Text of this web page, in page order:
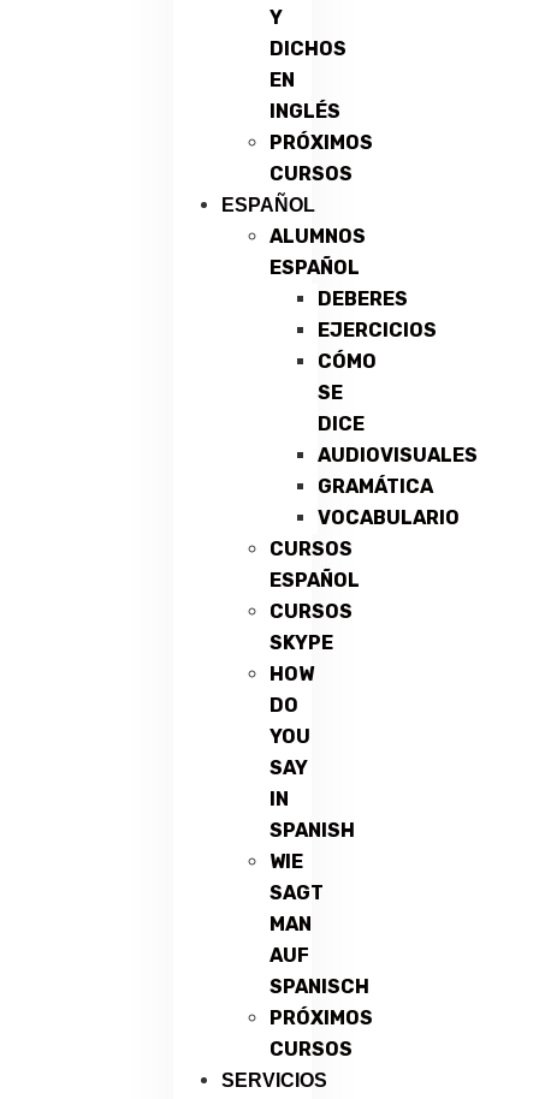
Y
DICHOS
EN
INGLÉS
PRÓXIMOS
CURSOS
ESPAÑOL
ALUMNOS
ESPAÑOL
DEBERES
EJERCICIOS
CÓMO
SE
DICE
AUDIOVISUALES
GRAMÁTICA
VOCABULARIO
CURSOS
ESPAÑOL
CURSOS
SKYPE
HOW
DO
YOU
SAY
IN
SPANISH
WIE
SAGT
MAN
AUF
SPANISCH
PRÓXIMOS
CURSOS
SERVICIOS